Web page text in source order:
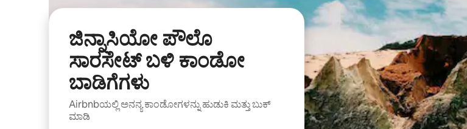
ಜಿನ್ನಾಸಿಯೋ ಪೌಲೊ
ಸಾರಸೇಟ್ ಬಳಿ ಕಾಂಡೋ
ಬಾಡಿಗೆಗಳು
Airbnbಯಲ್ಲಿ ಅನನ್ಯ ಕಾಂಡೋಗಳನ್ನು ಹುಡುಕಿ ಮತ್ತು ಬುಕ್
ಮಾಡಿ